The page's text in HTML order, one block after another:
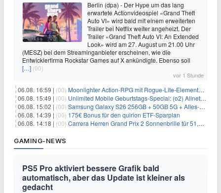
Berlin (dpa) - Der Hype um das lang
erwartete Actionvideospiel «Grand Theft
Auto VI» wird bald mit einem erweiterten
Trailer bei Netflix weiter angeheizt. Der
Trailer «Grand Theft Auto VI: An Extended
Look» wird am 27. August um 21.00 Uhr
(MESZ) bei dem Streaminganbieter erscheinen, wie die
Entwicklerfirma Rockstar Games auf X ankündigte. Ebenso soll
[…] (00)
vor 1 Stunde
06.08. 16:59 | (00) Moonlighter Action-RPG mit Rogue-Lite-Elementen kostenlos bei Steam
06.08. 15:49 | (00) Unlimited Mobile Geburtstags-Special: (o2) Allnet-Flats ab 14,99€/Monat
06.08. 15:02 | (00) Samsung Galaxy S26 256GB + 50GB 5G + Alles-Flat im Vodafone-Netz für 19,99€/Monat – eff. 0,20€/Monat
06.08. 14:39 | (00) 175€ Bonus für den quirion ETF-Sparplan
06.08. 14:18 | (00) Carrera Herren Grand Prix 2 Sonnenbrille für 51,55€
GAMING-NEWS
PS5 Pro aktiviert bessere Grafik bald
automatisch, aber das Update ist kleiner als
gedacht